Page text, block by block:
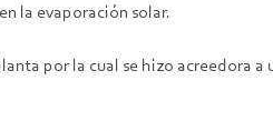
la evaporación solar.
por la cual se hizo acreedora a